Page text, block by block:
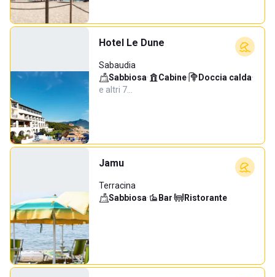
Hotel Le Dune
Sabaudia
Sabbiosa· Cabine· Doccia calda·
e altri 7…
Jamu
Terracina
Sabbiosa· Bar· Ristorante